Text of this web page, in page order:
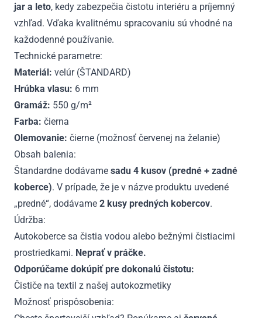
jar a leto, kedy zabezpečia čistotu interiéru a príjemný
vzhľad. Vďaka kvalitnému spracovaniu sú vhodné na
každodenné používanie.
Technické parametre:
Materiál: velúr (ŠTANDARD)
Hrúbka vlasu: 6 mm
Gramáž: 550 g/m²
Farba: čierna
Olemovanie: čierne (možnosť červenej na želanie)
Obsah balenia:
Štandardne dodávame sadu 4 kusov (predné + zadné
koberce). V prípade, že je v názve produktu uvedené
„predné“, dodávame 2 kusy predných kobercov.
Údržba:
Autokoberce sa čistia vodou alebo bežnými čistiacimi
prostriedkami. Neprať v práčke.
Odporúčame dokúpiť pre dokonalú čistotu:
Čističe na textil z našej autokozmetiky
Možnosť prispôsobenia: